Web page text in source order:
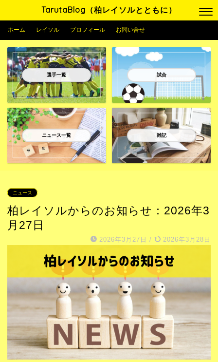
TarutaBlog（柏レイソルとともに）
ホーム レイソル プロフィール お問い合せ
選手一覧 試合
ニュース一覧 雑記
ニュース
柏レイソルからのお知らせ：2026年3
月27日
2026年3月27日 / 2026年3月28日